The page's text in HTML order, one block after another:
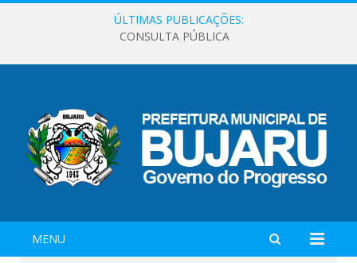
ÚLTIMAS PUBLICAÇÕES:
CONSULTA PÚBLICA
MENU